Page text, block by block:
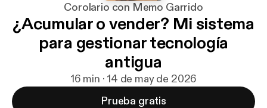
Corolario con Memo Garrido
¿Acumular o vender? Mi sistema
para gestionar tecnología
antigua
16 min · 14 de may de 2026
Prueba gratis